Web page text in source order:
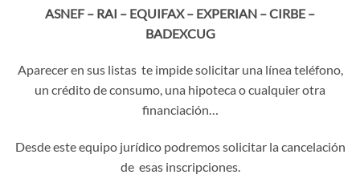
ASNEF – RAI – EQUIFAX – EXPERIAN – CIRBE –
BADEXCUG
Aparecer en sus listas te impide solicitar una línea teléfono,
un crédito de consumo, una hipoteca o cualquier otra
financiación…
Desde este equipo jurídico podremos solicitar la cancelación
de esas inscripciones.